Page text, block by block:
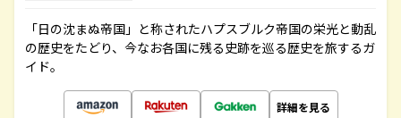
「日の沈まぬ帝国」と称されたハプスブルク帝国の栄光と動乱
の歴史をたどり、今なお各国に残る史跡を巡る歴史を旅するガ
イド。
詳細を見る